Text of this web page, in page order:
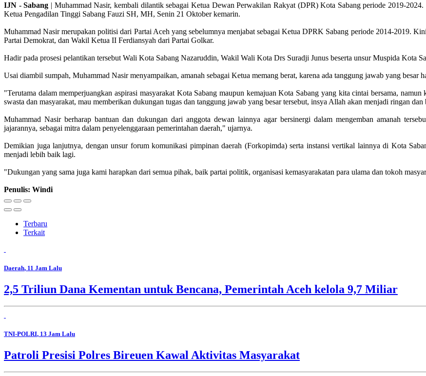
IJN - Sabang | Muhammad Nasir, kembali dilantik sebagai Ketua Dewan Perwakilan Rakyat (DPR) Kota Sabang periode 2019-
Ketua Pengadilan Tinggi Sabang Fauzi SH, MH, Senin 21 Oktober kemarin.
Muhammad Nasir merupakan politisi dari Partai Aceh yang sebelumnya menjabat sebagai Ketua DPRK Sabang periode 2014-2019.
Partai Demokrat, dan Wakil Ketua II Ferdiansyah dari Partai Golkar.
Hadir pada prosesi pelantikan tersebut Wali Kota Sabang Nazaruddin, Wakil Wali Kota Drs Suradji Junus beserta unsur Muspida Kota
Usai diambil sumpah, Muhammad Nasir menyampaikan, amanah sebagai Ketua memang berat, karena ada tanggung jawab yang besar
"Terutama dalam memperjuangkan aspirasi masyarakat Kota Sabang maupun kemajuan Kota Sabang yang kita cintai bersama,
swasta dan masyarakat, mau memberikan dukungan tugas dan tanggung jawab yang besar tersebut, insya Allah akan menjadi ringan
Muhammad Nasir berharap bantuan dan dukungan dari anggota dewan lainnya agar bersinergi dalam mengemban amanah
jajarannya, sebagai mitra dalam penyelenggaraan pemerintahan daerah," ujarnya.
Demikian juga lanjutnya, dengan unsur forum komunikasi pimpinan daerah (Forkopimda) serta instansi vertikal lainnya di Kota
menjadi lebih baik lagi.
"Dukungan yang sama juga kami harapkan dari semua pihak, baik partai politik, organisasi kemasyarakatan para ulama dan tokoh
Penulis: Windi
Terbaru
Terkait
Daerah, 11 Jam Lalu
2,5 Triliun Dana Kementan untuk Bencana, Pemerintah Aceh kelola 9,7 Miliar
TNI-POLRI, 13 Jam Lalu
Patroli Presisi Polres Bireuen Kawal Aktivitas Masyarakat